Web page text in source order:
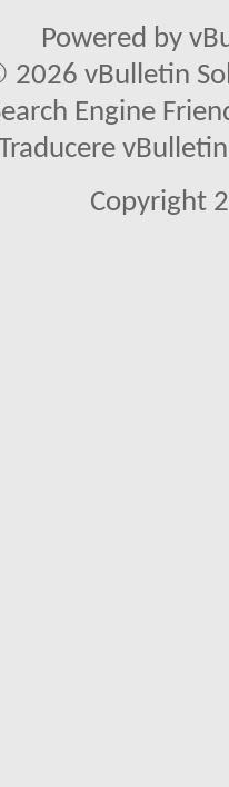
Powered by
2026 vBulletin
Engine
Copyright